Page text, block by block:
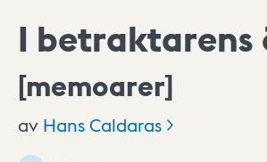
I betraktarens
[memoarer]
av HansCaldaras